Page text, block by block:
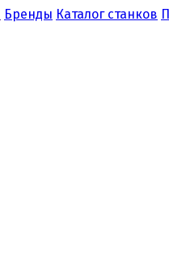
Бренды Каталог станков